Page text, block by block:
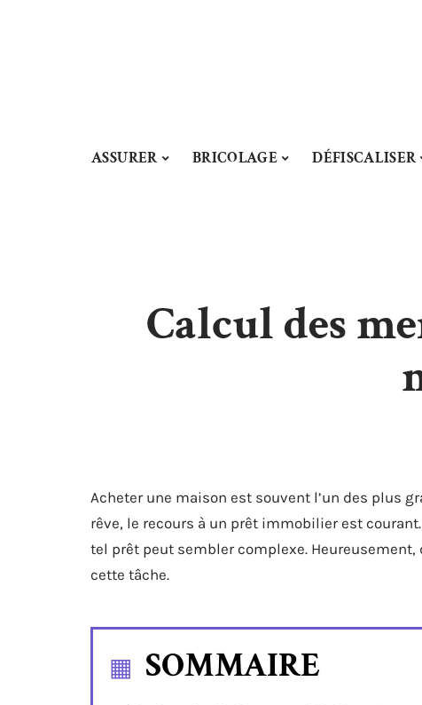
ASSURER BRICOLAGE DÉFISCALISER
Calcul des
Acheter une maison est souvent l’un des plus
rêve, le recours à un prêt immobilier est
tel prêt peut sembler complexe.
cette tâche.
SOMMAIRE